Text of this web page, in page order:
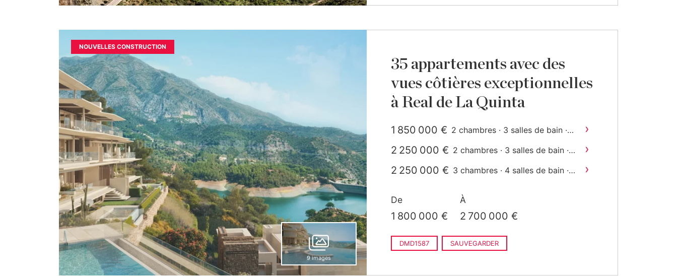
NOUVELLES CONSTRUCTION
9 images
35 appartements avec des
vues côtières exceptionnelles
à Real de La Quinta
1 850 000 € 2 chambres · 3 salles de bain ·
›
2 250 000 € 2 chambres · 3 salles de bain ·
›
2 250 000 € 3 chambres · 4 salles de bain ·
›
De
1 800 000 €
À
2 700 000 €
DMD1587 SAUVEGARDER